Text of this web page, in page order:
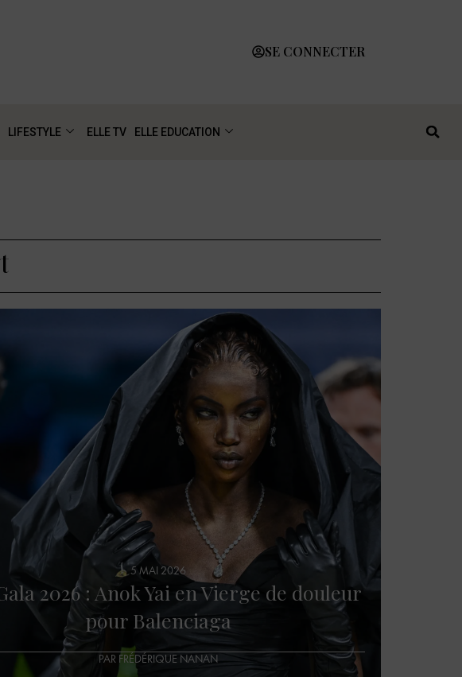
SE CONNECTER
LIFESTYLE ELLE TV ELLE EDUCATION
5 MAI 2026
2026 : Anok Yai en Vierge de douleur
pour Balenciaga
PAR FRÉDÉRIQUE NANAN